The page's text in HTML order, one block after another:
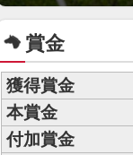
賞金
獲得賞金
本賞金
付加賞金